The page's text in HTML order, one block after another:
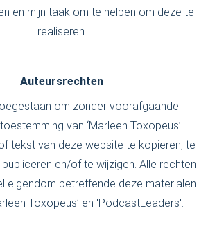
en mijn taak om te helpen om deze te
realiseren.
Auteursrechten
om zonder voorafgaande
van ‘Marleen Toxopeus’
tekst van deze website te kopiëren, te
en/of te wijzigen. Alle rechten
eigendom betreffende deze materialen
Toxopeus’ en 'PodcastLeaders'.